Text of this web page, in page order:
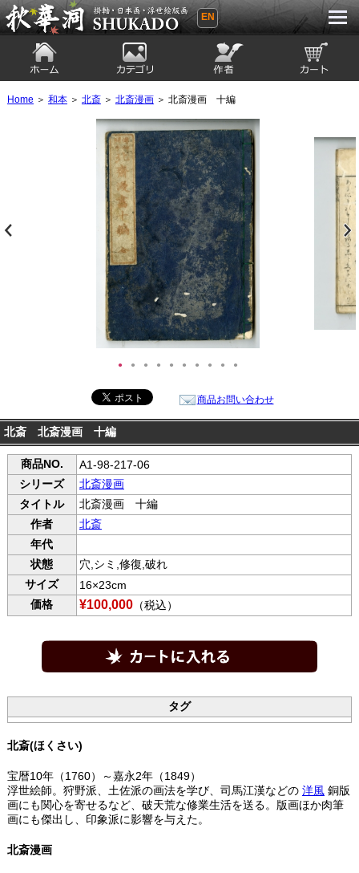
秋華洞 SHUKADO 掛軸・日本画・浮世
EN
Home ＞ 和本＞ 北斎＞ 北斎漫画＞ 北斎漫画 十編
● ● ● ● ● ● ● ● ● ●
商品お問い合わせ
北斎 北斎漫画 十編
商品NO.
A1-98-217-06
シリーズ
北斎漫画
タイトル
北斎漫画 十編
作者
北斎
年代
状態
穴,シミ,修復,破れ
サイズ
16×23cm
価格
¥100,000（税込）
タグ
北斎(ほくさい)
宝暦10年（1760）～嘉永2年（1849）
浮世絵師。狩野派、土佐派の画法を学び、司馬江漢などの 洋風銅版
画にも関心を寄せるなど、破天荒な修業生活を送る。版画ほか肉筆
画にも傑出し、印象派に影響を与えた。
北斎漫画